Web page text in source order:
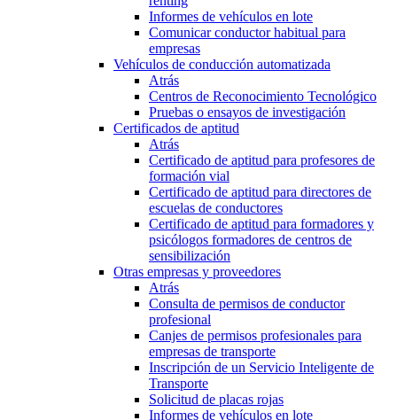
Informes de vehículos en lote
Comunicar conductor habitual para
empresas
Vehículos de conducción automatizada
Atrás
Centros de Reconocimiento Tecnológico
Pruebas o ensayos de investigación
Certificados de aptitud
Atrás
Certificado de aptitud para profesores de
formación vial
Certificado de aptitud para directores de
escuelas de conductores
Certificado de aptitud para formadores y
psicólogos formadores de centros de
sensibilización
Otras empresas y proveedores
Atrás
Consulta de permisos de conductor
profesional
Canjes de permisos profesionales para
empresas de transporte
Inscripción de un Servicio Inteligente de
Transporte
Solicitud de placas rojas
Informes de vehículos en lote